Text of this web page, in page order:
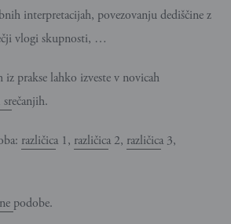
interpretacijah, povezovanju dediščine z
vlogi skupnosti, …
prakse lahko izveste v novicah
različica 1, različica 2, različica 3,
podobe.